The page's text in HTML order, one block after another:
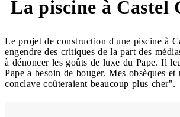
La piscine à Castel
Le projet de construction d'une piscine à
engendre des critiques de la part des
à dénoncer les goûts de luxe du Pape. Il
Pape a besoin de bouger. Mes obsèques et
conclave coûteraient beaucoup plus cher".